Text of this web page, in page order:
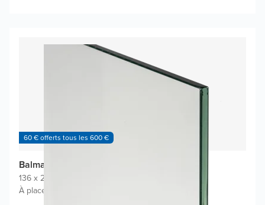
60 € offerts tous les 600 €
Balmani Modular paroi de douche
136 x 200 cm
À placer à gauche ou à droite